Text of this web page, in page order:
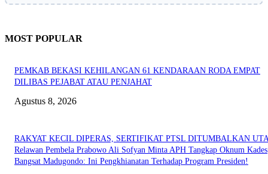
MOST POPULAR
PEMKAB BEKASI KEHILANGAN 61 KENDARAAN RODA EMPAT
DILIBAS PEJABAT ATAU PENJAHAT
Agustus 8, 2026
RAKYAT KECIL DIPERAS, SERTIFIKAT PTSL DITUMBALKAN
Relawan Pembela Prabowo Ali Sofyan Minta APH Tangkap Oknum Kades
Bangsat Madugondo: Ini Pengkhianatan Terhadap Program Presiden!